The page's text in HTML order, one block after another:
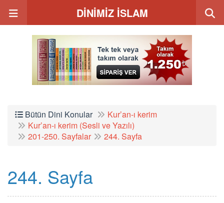
DİNİMİZ İSLAM
Bütün Dini Konular
Kur’an-ı kerim
Kur’an-ı kerim (Sesli ve Yazılı)
201-250. Sayfalar
244. Sayfa
244. Sayfa